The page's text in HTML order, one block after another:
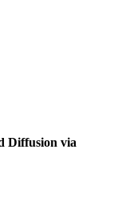
Diffusion via